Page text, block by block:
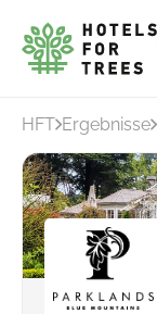
HFT Ergebnisse